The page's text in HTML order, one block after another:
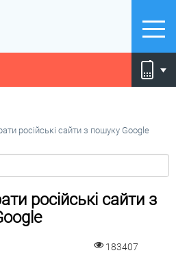
російські сайти з пошуку Google
російські сайти з
183407